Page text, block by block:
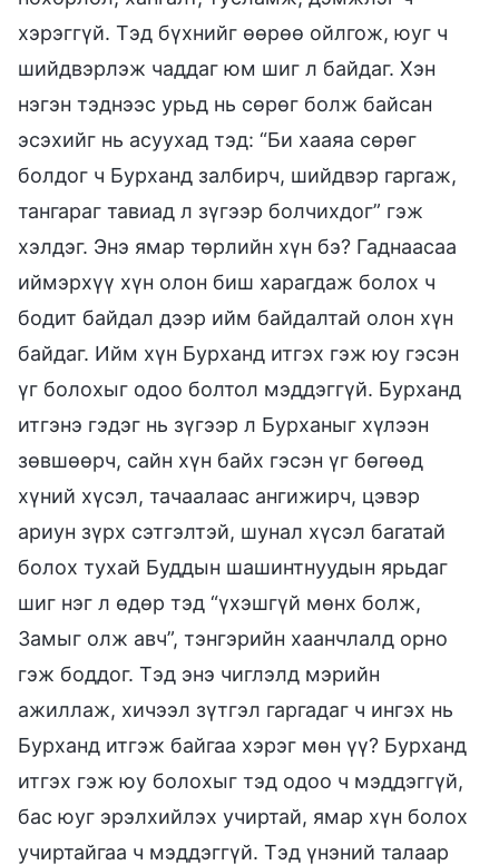
хэрэггүй. Тэд бүхнийг өөрөө ойлгож, юуг ч
шийдвэрлэж чаддаг юм шиг л байдаг. Хэн
нэгэн тэднээс урьд нь сөрөг болж байсан
эсэхийг нь асуухад тэд: “Би хааяа сөрөг
болдог ч Бурханд залбирч, шийдвэр гаргаж,
тангараг тавиад л зүгээр болчихдог” гэж
хэлдэг. Энэ ямар төрлийн хүн бэ? Гаднаасаа
иймэрхүү хүн олон биш харагдаж болох ч
бодит байдал дээр ийм байдалтай олон хүн
байдаг. Ийм хүн Бурханд итгэх гэж юу гэсэн
үг болохыг одоо болтол мэддэггүй. Бурханд
итгэнэ гэдэг нь зүгээр л Бурханыг хүлээн
зөвшөөрч, сайн хүн байх гэсэн үг бөгөөд
хүний хүсэл, тачаалаас ангижирч, цэвэр
ариун зүрх сэтгэлтэй, шунал хүсэл багатай
болох тухай Буддын шашинтнуудын ярьдаг
шиг нэг л өдөр тэд “үхэшгүй мөнх болж,
Замыг олж авч”, тэнгэрийн хаанчлалд орно
гэж боддог. Тэд энэ чиглэлд мэрийн
ажиллаж, хичээл зүтгэл гаргадаг ч ингэх нь
Бурханд итгэж байгаа хэрэг мөн үү? Бурханд
итгэх гэж юу болохыг тэд одоо ч мэддэггүй,
бас юуг эрэлхийлэх учиртай, ямар хүн болох
учиртайгаа ч мэддэггүй. Тэд үнэний талаар